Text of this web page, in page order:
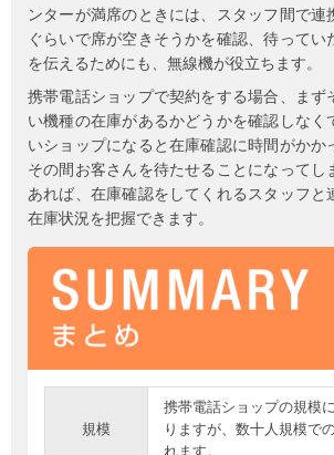
ンターが満席のときには、スタッフ間で連
ぐらいで席が空きそうかを確認、待ってい
を伝えるためにも、無線機が役立ちます。
携帯電話ショップで契約をする場合、まず
い機種の在庫があるかどうかを確認しなく
いショップになると在庫確認に時間がかか
その間お客さんを待たせることになってし
あれば、在庫確認をしてくれるスタッフと
在庫状況を把握できます。
規模
携帯電話ショップの規模
りますが、数十人規模で
れます。